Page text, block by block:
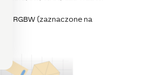
RGBW (zaznaczone na